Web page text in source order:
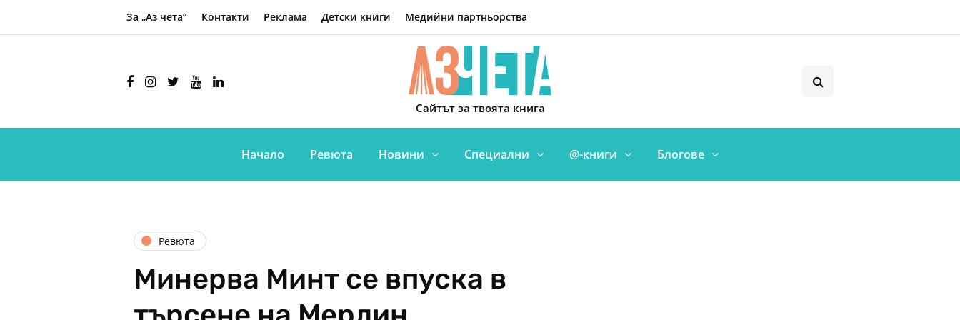
За „Аз чета“ Контакти Реклама Детски книги Медийни партньорства
Сайтът за твоята книга
Начало Ревюта Новини Специални @-книги Блогове
Ревюта
Минерва Минт се впуска в